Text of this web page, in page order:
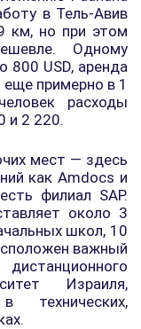
в Тель-Авив
км, но при этом
Одному
800 USD, аренда
примерно в 1
расходы
и 2 220.
мест — здесь
как Amdocs и
филиал SAP.
около 3
школ, 10
важный
Израиля,
технических,